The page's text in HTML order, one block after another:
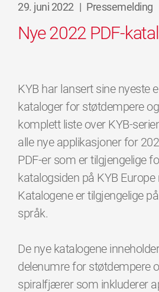
29. juni 2022 | Pressemelding
Nye 2022 PDF-
KYB har lansert sine nyeste
kataloger for støtdempere
komplett liste over KYB-
alle nye applikasjoner for
PDF-er som er tilgjengelige
katalogsiden på KYB Europe
Katalogene er tilgjengelige
språk.
De nye katalogene
delenumre for støtdempere
spiralfjærer som inkluderer